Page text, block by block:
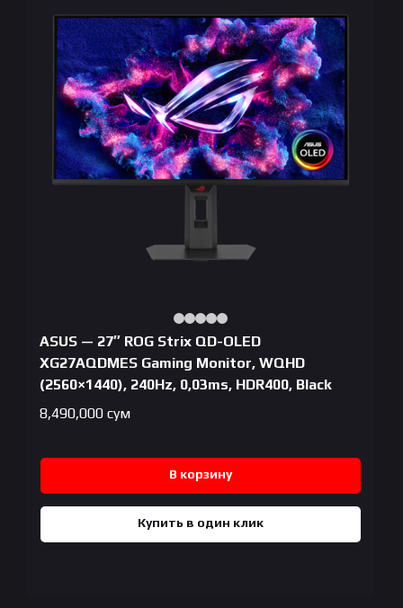
ASUS — 27″ ROG Strix QD-OLED
XG27AQDMES Gaming Monitor, WQHD
(2560×1440), 240Hz, 0,03ms, HDR400, Black
8,490,000 сум
В корзину
Купить в один клик